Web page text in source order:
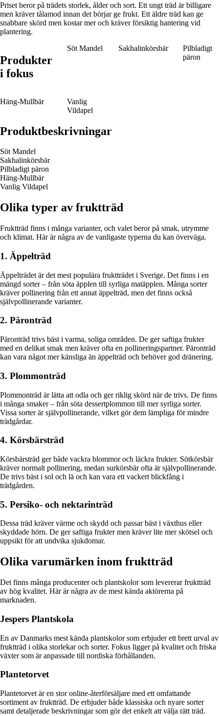
Priset beror på trädets storlek, ålder och sort. Ett ungt träd är billigare
men kräver tålamod innan det börjar ge frukt. Ett äldre träd kan ge
snabbare skörd men kostar mer och kräver försiktig hantering vid
plantering.
Produkter
i fokus
Söt Mandel Sakhalinkörsbär
Pilbladigt
päron
Häng-Mullbär
Vanlig
Vildapel
Produktbeskrivningar
Söt Mandel
Sakhalinkörsbär
Pilbladigt päron
Häng-Mullbär
Vanlig Vildapel
Olika typer av fruktträd
Fruktträd finns i många varianter, och valet beror på smak, utrymme
och klimat. Här är några av de vanligaste typerna du kan överväga.
1. Äppelträd
Äppelträdet är det mest populära fruktträdet i Sverige. Det finns i en
mängd sorter – från söta äpplen till syrliga matäpplen. Många sorter
kräver pollinering från ett annat äppelträd, men det finns också
självpollinerande varianter.
2. Päronträd
Päronträd trivs bäst i varma, soliga områden. De ger saftiga frukter
med en delikat smak men kräver ofta en pollineringspartner. Päronträd
kan vara något mer känsliga än äppelträd och behöver god dränering.
3. Plommonträd
Plommonträd är lätta att odla och ger riklig skörd när de trivs. De finns
i många smaker – från söta dessertplommon till mer syrliga sorter.
Vissa sorter är självpollinerande, vilket gör dem lämpliga för mindre
trädgårdar.
4. Körsbärsträd
Körsbärsträd ger både vackra blommor och läckra frukter. Sötkörsbär
kräver normalt pollinering, medan surkörsbär ofta är självpollinerande.
De trivs bäst i sol och lä och kan vara ett vackert blickfång i
trädgården.
5. Persiko- och nektarinträd
Dessa träd kräver värme och skydd och passar bäst i växthus eller
skyddade hörn. De ger saftiga frukter men kräver lite mer skötsel och
uppsikt för att undvika sjukdomar.
Olika varumärken inom fruktträd
Det finns många producenter och plantskolor som levererar fruktträd
av hög kvalitet. Här är några av de mest kända aktörerna på
marknaden.
Jespers Plantskola
En av Danmarks mest kända plantskolor som erbjuder ett brett urval av
fruktträd i olika storlekar och sorter. Fokus ligger på kvalitet och friska
växter som är anpassade till nordiska förhållanden.
Plantetorvet
Plantetorvet är en stor online-återförsäljare med ett omfattande
sortiment av fruktträd. De erbjuder både klassiska och nyare sorter
samt detaljerade beskrivningar som gör det enkelt att välja rätt träd.